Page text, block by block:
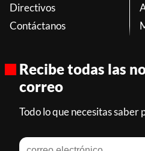
Directivos
Contáctanos
Recibe todas las
correo
Todo lo que necesitas saber